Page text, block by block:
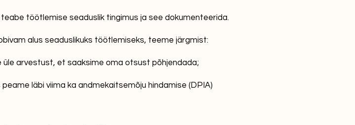
töötlemise seaduslik tingimus ja see dokumenteerida.
alus seaduslikuks töötlemiseks, teeme järgmist:
üle arvestust, et saaksime oma otsust põhjendada;
läbi viima ka andmekaitsemõju hindamise (DPIA)